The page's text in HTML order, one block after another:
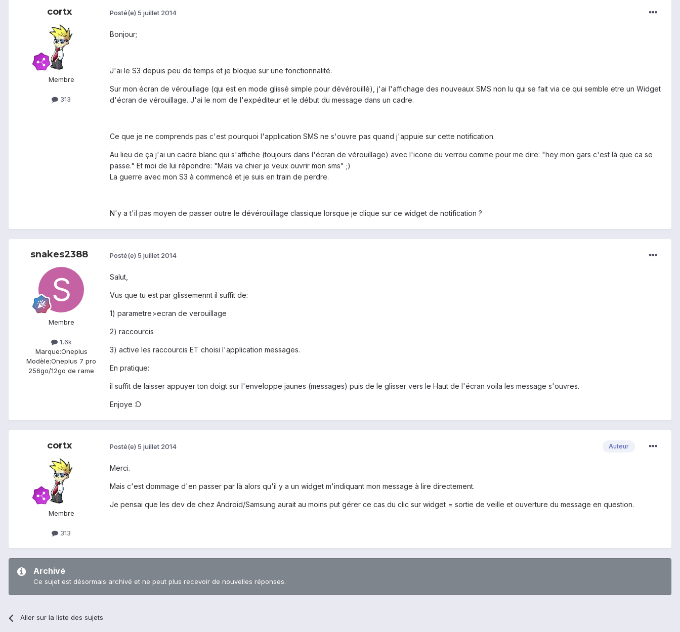
cortx
Membre
313
Posté(e) 5 juillet 2014
Bonjour;
J'ai le S3 depuis peu de temps et je bloque sur une fonctionnalité.
Sur mon écran de vérouillage (qui est en mode glissé simple pour dévérouillé), j'ai l'affichage des nouveaux SMS non lu qui se fait via ce qui semble etre un Widget
d'écran de vérouillage. J'ai le nom de l'expéditeur et le début du message dans un cadre.
Ce que je ne comprends pas c'est pourquoi l'application SMS ne s'ouvre pas quand j'appuie sur cette notification.
Au lieu de ça j'ai un cadre blanc qui s'affiche (toujours dans l'écran de vérouillage) avec l'icone du verrou comme pour me dire: "hey mon gars c'est là que ca se
passe." Et moi de lui répondre: "Mais va chier je veux ouvrir mon sms" ;)
La guerre avec mon S3 à commencé et je suis en train de perdre.
N'y a t'il pas moyen de passer outre le dévérouillage classique lorsque je clique sur ce widget de notification ?
snakes2388
Membre
1,6k
Marque:Oneplus
Modèle:Oneplus 7 pro
256go/12go de rame
Posté(e) 5 juillet 2014
Salut,
Vus que tu est par glissemennt il suffit de:
1) parametre>ecran de verouillage
2) raccourcis
3) active les raccourcis ET choisi l'application messages.
En pratique:
il suffit de laisser appuyer ton doigt sur l'enveloppe jaunes (messages) puis de le glisser vers le Haut de l'écran voila les message s'ouvres.
Enjoye :D
cortx
Membre
313
Auteur
Posté(e) 5 juillet 2014
Merci.
Mais c'est dommage d'en passer par là alors qu'il y a un widget m'indiquant mon message à lire directement.
Je pensai que les dev de chez Android/Samsung aurait au moins put gérer ce cas du clic sur widget = sortie de veille et ouverture du message en question.
Archivé
Ce sujet est désormais archivé et ne peut plus recevoir de nouvelles réponses.
Aller sur la liste des sujets